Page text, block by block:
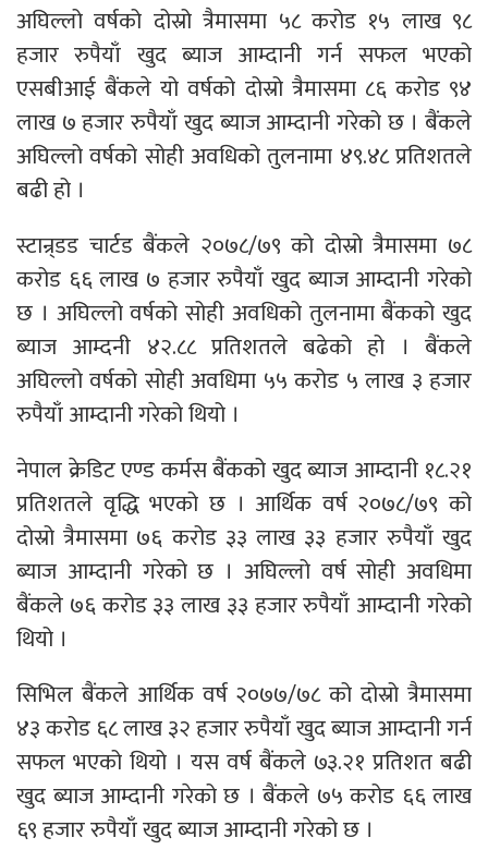
अघिल्लो वर्षको दोस्रो त्रैमासमा ५८ करोड १५ लाख ९८
हजार रुपैयाँ खुद ब्याज आम्दानी गर्न सफल भएको
एसबीआई बैंकले यो वर्षको दोस्रो त्रैमासमा ८६ करोड ९४
लाख ७ हजार रुपैयाँ खुद ब्याज आम्दानी गरेको छ । बैंकले
अघिल्लो वर्षको सोही अवधिको तुलनामा ४९.४८ प्रतिशतले
बढी हो ।
स्टान्र्डड चार्टड बैंकले २०७८/७९ को दोस्रो त्रैमासमा ७८
करोड ६६ लाख ७ हजार रुपैयाँ खुद ब्याज आम्दानी गरेको
छ । अघिल्लो वर्षको सोही अवधिको तुलनामा बैंकको खुद
ब्याज आम्दनी ४२.८८ प्रतिशतले बढेको हो । बैंकले
अघिल्लो वर्षको सोही अवधिमा ५५ करोड ५ लाख ३ हजार
रुपैयाँ आम्दानी गरेको थियो ।
नेपाल क्रेडिट एण्ड कर्मस बैंकको खुद ब्याज आम्दानी १८.२१
प्रतिशतले वृद्धि भएको छ । आर्थिक वर्ष २०७८/७९ को
दोस्रो त्रैमासमा ७६ करोड ३३ लाख ३३ हजार रुपैयाँ खुद
ब्याज आम्दानी गरेको छ । अघिल्लो वर्ष सोही अवधिमा
बैंकले ७६ करोड ३३ लाख ३३ हजार रुपैयाँ आम्दानी गरेको
थियो ।
सिभिल बैंकले आर्थिक वर्ष २०७७/७८ को दोस्रो त्रैमासमा
४३ करोड ६८ लाख ३२ हजार रुपैयाँ खुद ब्याज आम्दानी गर्न
सफल भएको थियो । यस वर्ष बैंकले ७३.२१ प्रतिशत बढी
खुद ब्याज आम्दानी गरेको छ । बैंकले ७५ करोड ६६ लाख
६९ हजार रुपैयाँ खुद ब्याज आम्दानी गरेको छ ।